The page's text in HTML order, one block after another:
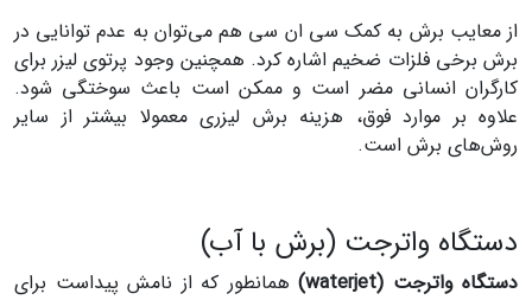
از معایب برش به کمک سی ان سی هم می‌توان به عدم توانایی در
برش برخی فلزات ضخیم اشاره کرد. همچنین وجود پرتوی لیزر برای
کارگران انسانی مضر است و ممکن است باعث سوختگی شود.
علاوه بر موارد فوق، هزینه برش لیزری معمولا بیشتر از سایر
روش‌های برش است.
دستگاه واترجت (برش با آب)
دستگاه واترجت (waterjet)
همانطور که از نامش پیداست برای